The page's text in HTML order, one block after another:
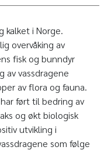
kalket i Norge.
overvåking av
fisk og bunndyr
av vassdragene
av flora og fauna.
ført til bedring av
og økt biologisk
utvikling i
som følge